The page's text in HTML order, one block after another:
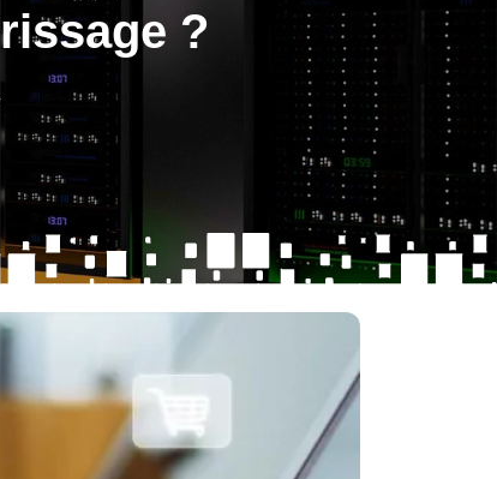
?